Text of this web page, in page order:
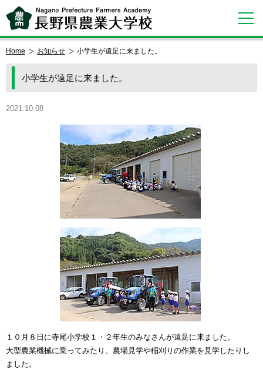
Home お知らせ 小学生が遠足に来ました。
小学生が遠足に来ました。
2021.10.08
１０月８日に寺尾小学校１・２年生のみなさんが遠足に来ました。
大型農業機械に乗ってみたり、農場見学や稲刈りの作業を見学したりし
ました。